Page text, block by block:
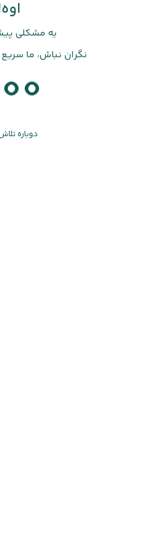
یه مشکلی
نگران نباش، ما
دوباره